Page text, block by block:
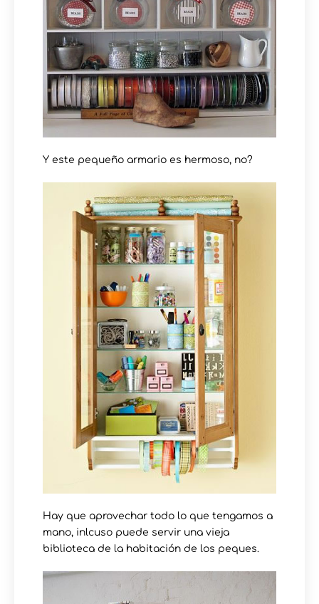
Y este pequeño armario es hermoso, no?
Hay que aprovechar todo lo que tengamos a
mano, inlcuso puede servir una vieja
biblioteca de la habitación de los peques.